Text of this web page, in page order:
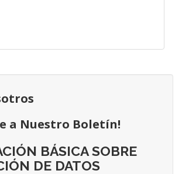
a Nuestro Boletín!
BÁSICA SOBRE
DE DATOS